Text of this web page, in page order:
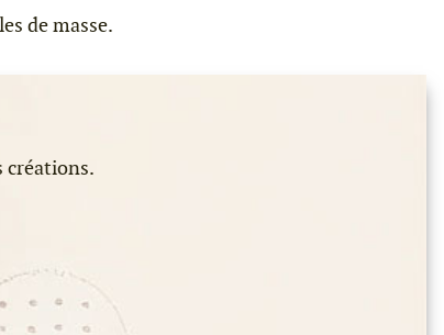
de masse.
créations.